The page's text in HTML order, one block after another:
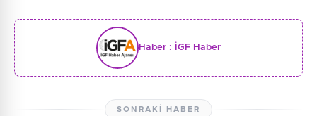
Haber : İGF Haber
SONRAKI HABER